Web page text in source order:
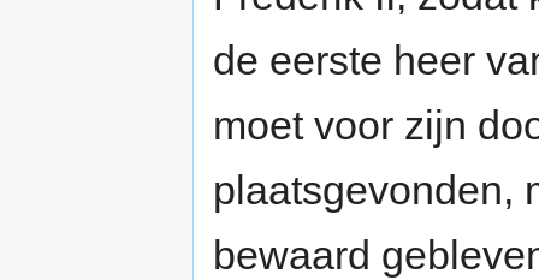
de eerste heer
moet voor zijn
plaatsgevonden,
bewaard